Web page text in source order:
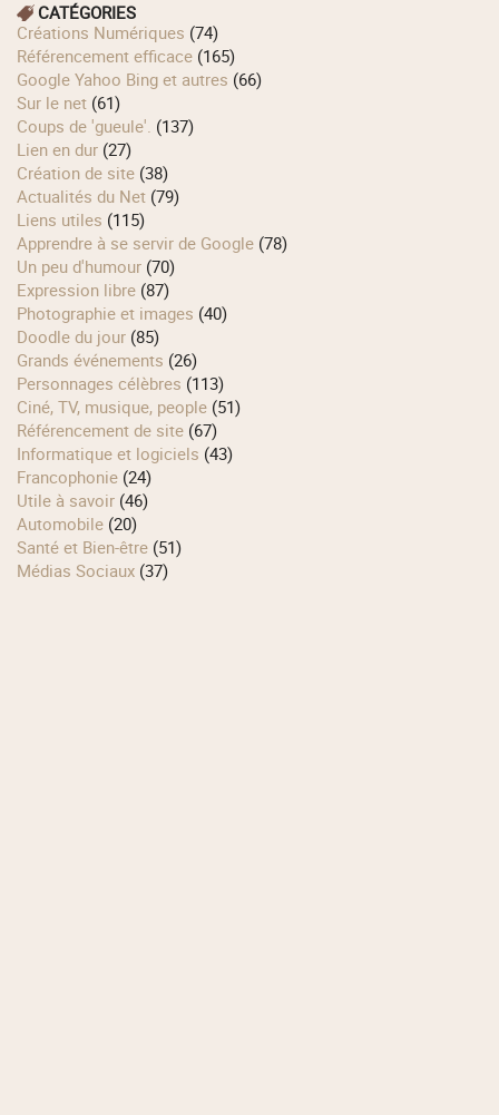
CATÉGORIES
Créations Numériques (74)
Référencement efficace (165)
Google Yahoo Bing et autres (66)
Sur le net (61)
Coups de 'gueule'. (137)
Lien en dur (27)
Création de site (38)
Actualités du Net (79)
Liens utiles (115)
Apprendre à se servir de Google (78)
Un peu d'humour (70)
Expression libre (87)
Photographie et images (40)
Doodle du jour (85)
Grands événements (26)
Personnages célèbres (113)
Ciné, TV, musique, people (51)
Référencement de site (67)
Informatique et logiciels (43)
Francophonie (24)
Utile à savoir (46)
Automobile (20)
Santé et Bien-être (51)
Médias Sociaux (37)